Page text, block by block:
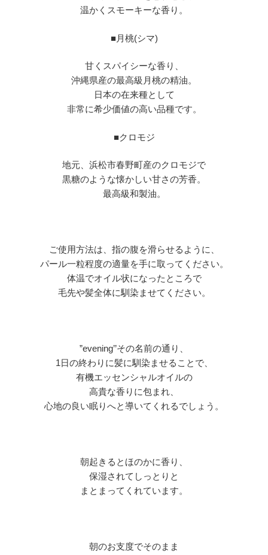
温かくスモーキーな香り。
■月桃(シマ)
甘くスパイシーな香り、
沖縄県産の最高級月桃の精油。
日本の在来種として
非常に希少価値の高い品種です。
■クロモジ
地元、浜松市春野町産のクロモジで
黒糖のような懐かしい甘さの芳香。
最高級和製油。
ご使用方法は、指の腹を滑らせるように、
パール一粒程度の適量を手に取ってください。
体温でオイル状になったところで
毛先や髪全体に馴染ませてください。
”evening’’その名前の通り、
1日の終わりに髪に馴染ませることで、
有機エッセンシャルオイルの
高貴な香りに包まれ、
心地の良い眠りへと導いてくれるでしょう。
朝起きるとほのかに香り、
保湿されてしっとりと
まとまってくれています。
朝のお支度でそのまま